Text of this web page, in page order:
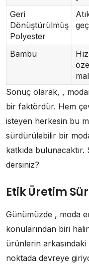
Geri
Dönüştürülmüş
Polyester
Bambu
Sonuç olarak, ,
bir faktördür. Hem
isteyen herkesin bu
sürdürülebilir bir moda
katkıda bulunacaktır.
dersiniz?
Etik Üretim
Günümüzde , moda
konularından biri
ürünlerin
noktada devreye